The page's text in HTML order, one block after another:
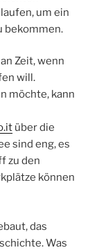
um ein
bekommen.
Zeit, wenn
will.
möchte, kann
über die
sind eng, es
zu den
können
das
Was